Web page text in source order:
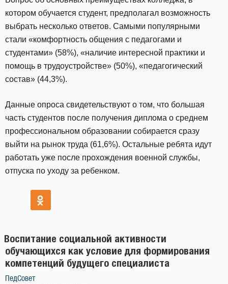
котором обучается студент, предполагал возможность
выбрать несколько ответов. Самыми популярными
стали «комфортность общения с педагогами и
студентами» (58%), «наличие интересной практики и
помощь в трудоустройстве» (50%), «педагогический
состав» (44,3%).
Данные опроса свидетельствуют о том, что большая
часть студентов после получения диплома о среднем
профессиональном образовании собирается сразу
выйти на рынок труда (61,6%). Остальные ребята идут
работать уже после прохождения военной службы,
отпуска по уходу за ребенком.
Воспитание социальной активности
обучающихся как условие для формирования
компетенций будущего специалиста
ПедСовет